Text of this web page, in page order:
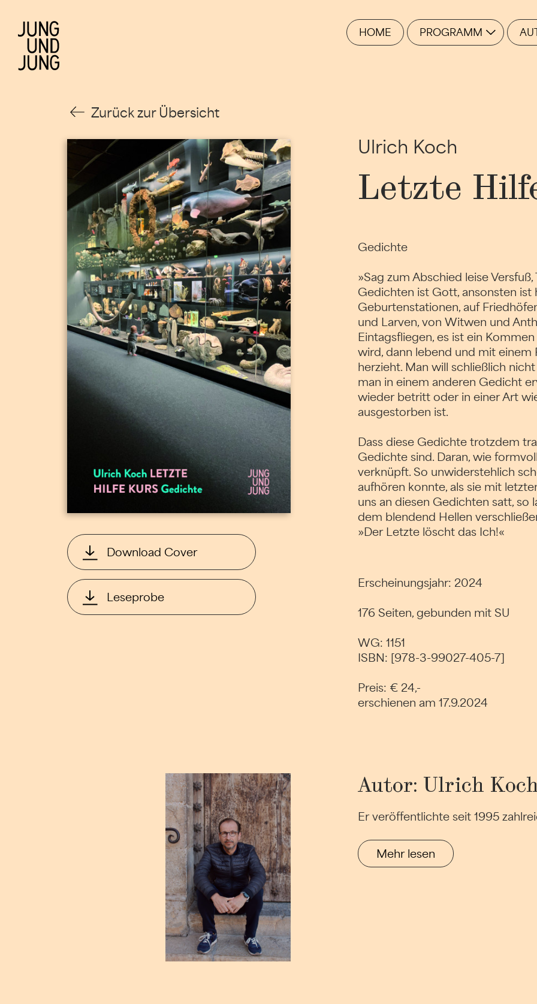
HOME PROGRAMM
Zurück zur Übersicht
Download Cover
Leseprobe
Ulrich Koch
Letzte
Gedichte
»Sag zum Abschied leise
Gedichten ist Gott, ansonsten ist
Geburtenstationen, auf
und Larven, von Witwen und
Eintagsfliegen, es ist ein
wird, dann lebend und mit einem
herzieht. Man will schließlich
man in einem anderen Gedicht
wieder betritt oder in einer Art
ausgestorben ist.
Dass diese Gedichte trotzdem
Gedichte sind. Daran, wie
verknüpft. So unwiderstehlich
aufhören konnte, als sie mit
uns an diesen Gedichten satt,
dem blendend Hellen
»Der Letzte löscht das Ich!«
Erscheinungsjahr: 2024
176 Seiten, gebunden mit SU
WG: 1151
ISBN: [978-3-99027-405-7]
Preis: € 24,-
erschienen am 17.9.2024
Autor: Ulrich
Er veröffentlichte seit 1995
Mehr lesen